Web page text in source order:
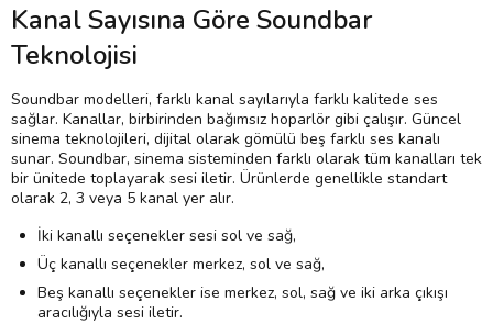
Kanal Sayısına Göre Soundbar
Teknolojisi
Soundbar modelleri, farklı kanal sayılarıyla farklı kalitede ses
sağlar. Kanallar, birbirinden bağımsız hoparlör gibi çalışır. Güncel
sinema teknolojileri, dijital olarak gömülü beş farklı ses kanalı
sunar. Soundbar, sinema sisteminden farklı olarak tüm kanalları tek
bir ünitede toplayarak sesi iletir. Ürünlerde genellikle standart
olarak 2, 3 veya 5 kanal yer alır.
İki kanallı seçenekler sesi sol ve sağ,
Üç kanallı seçenekler merkez, sol ve sağ,
Beş kanallı seçenekler ise merkez, sol, sağ ve iki arka çıkışı
aracılığıyla sesi iletir.